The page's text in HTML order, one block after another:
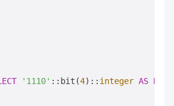
'1110' ::bit(4):: integer AS